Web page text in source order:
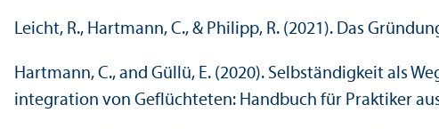
Leicht, R., Hartmann, C., & Philipp, R. (2021). Das
Hartmann, C., and Güllü, E. (2020). Selbständigkeit als
integration von Geflüchteten: Handbuch für Praktiker